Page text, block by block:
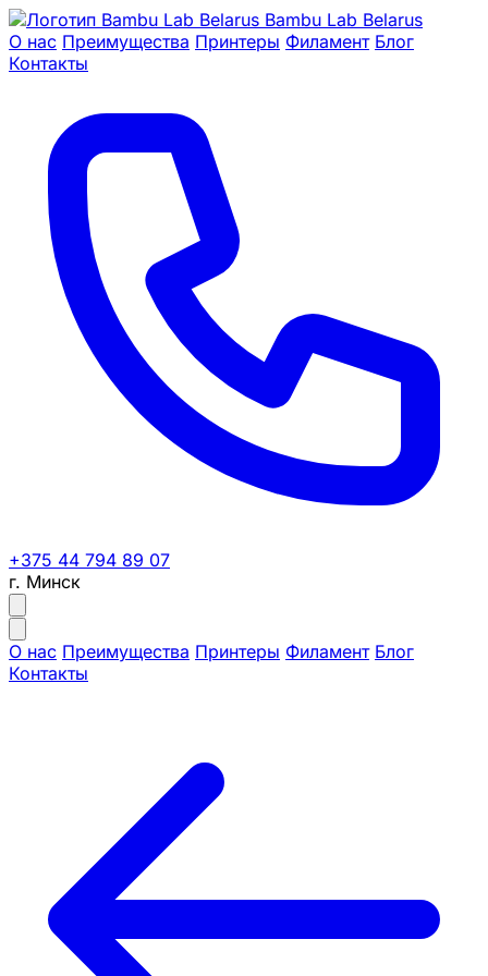
Bambu Lab Belarus
О нас Преимущества Принтеры Филамент Блог
Контакты
+375 44 794 89 07
г. Минск
О нас Преимущества Принтеры Филамент Блог
Контакты